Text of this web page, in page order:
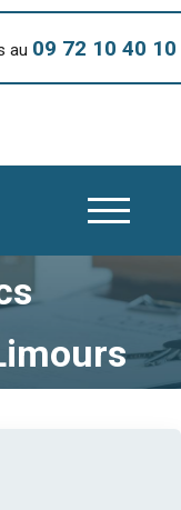
au 09 72 10 40 10